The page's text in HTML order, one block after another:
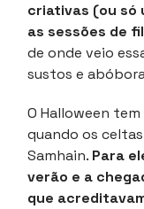
criativas (ou só
as sessões de
de onde veio
sustos e
O Halloween tem
quando os
Samhain. Para
verão e a
que